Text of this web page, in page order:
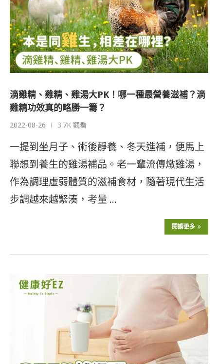
滴雞精、雞精、雞湯大PK！哪一種最營養滋補？滴
雞精功效真的略勝一籌？
2022-08-26 3.7K 觀看
一提到坐月子、術後靜養、冬天進補，便馬上
聯想到養生的雞湯補品。老一輩流傳燉雞湯，
作為調理虛弱體質的滋補食材，隨著現代生活
步調越來越緊湊，考量 …
閱讀更多